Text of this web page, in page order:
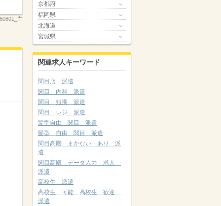
主
京都府
福岡県
北海道
宮城県
関連求人キーワード
関目店 派遣
関目 内科 派遣
関目 短期 派遣
関目 レジ 派遣
髪型自由 関目 派遣
髪型 自由 関目 派遣
関目高殿 まかない あり 派
遣
関目高殿 データ入力 求人
派遣
高校生 派遣
高校生 可能 高校生 歓迎
派遣